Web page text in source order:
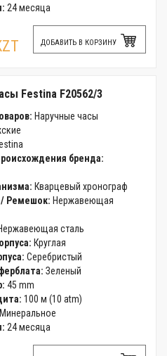
24 месяца
ДОБАВИТЬ В КОРЗИНУ
Festina F20562/3
Наручные часы
бренда:
Кварцевый хронограф
/ Ремешок: Нержавеющая
сталь
Круглая
Серебристый
Зеленый
45 mm
100 м (10 atm)
Минеральное
24 месяца